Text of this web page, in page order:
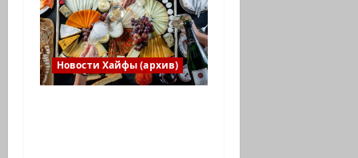
Новости Хайфы (архив)